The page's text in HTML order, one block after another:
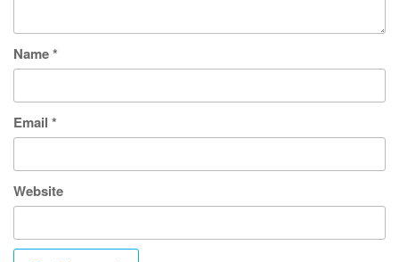
Name*
Email *
Website